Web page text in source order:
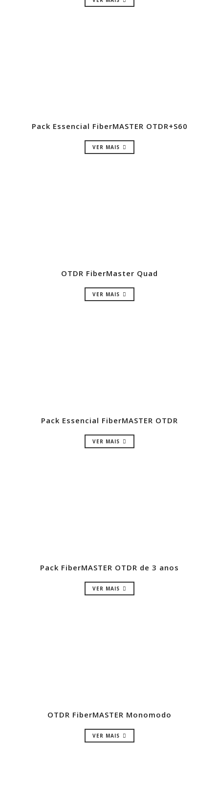
Pack Essencial FiberMASTER OTDR+S60
VER MAIS
OTDR FiberMaster Quad
VER MAIS
Pack Essencial FiberMASTER OTDR
VER MAIS
Pack FiberMASTER OTDR de 3 anos
VER MAIS
OTDR FiberMASTER Monomodo
VER MAIS